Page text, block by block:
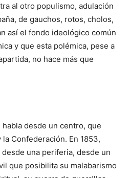
al otro populismo, adulación
de gauchos, rotos, cholos,
así el fondo ideológico común
y que esta polémica, pese a
no hace más que
desde un centro, que
Confederación. En 1853,
una periferia, desde un
que posibilita su malabarismo